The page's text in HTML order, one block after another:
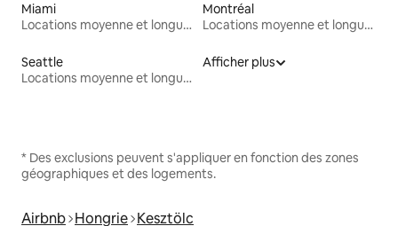
Miami
Locations moyenne et longue durée
Montréal
Locations moyenne et longue durée
Seattle
Locations moyenne et longue durée
Afficher plus
* Des exclusions peuvent s'appliquer en fonction des zones
géographiques et des logements.
Airbnb Hongrie Kesztölc